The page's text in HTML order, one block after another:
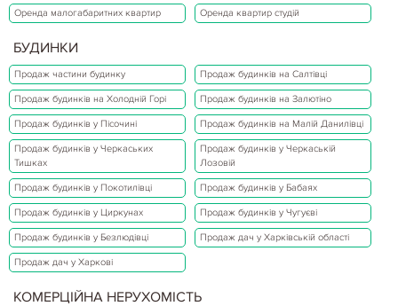
Оренда малогабаритних квартир Оренда квартир студій
БУДИНКИ
Продаж частини будинку Продаж будинків на Салтівці
Продаж будинків на Холодній Горі Продаж будинків на Залютіно
Продаж будинків у Пісочині Продаж будинків на Малій Данилівці
Продаж будинків у Черкаських
Тишках
Продаж будинків у Черкаській
Лозовій
Продаж будинків у Покотилівці Продаж будинків у Бабаях
Продаж будинків у Циркунах Продаж будинків у Чугуєві
Продаж будинків у Безлюдівці Продаж дач у Харківській області
Продаж дач у Харкові
КОМЕРЦІЙНА НЕРУХОМІСТЬ